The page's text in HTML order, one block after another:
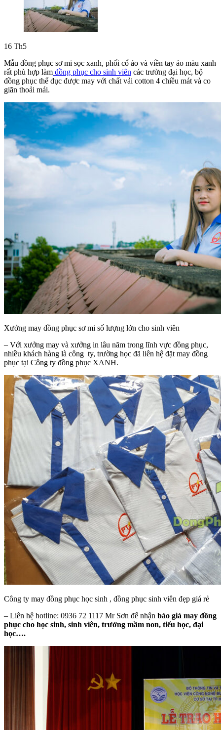
16 Th5
Mẫu đồng phục sơ mi sọc xanh, phối cổ áo và viền tay áo màu xanh
rất phù hợp làm đồng phục cho sinh viên các trường đại học, bộ
đồng phục thể dục được may với chất vải cotton 4 chiều mát và co
giãn thoải mái.
Xưởng may đồng phục sơ mi số lượng lớn cho sinh viên
– Với xưởng may và xưởng in lâu năm trong lĩnh vực đồng phục,
nhiều khách hàng là công ty, trường học đã liên hệ đặt may đồng
phục tại Công ty đồng phục XANH.
Công ty may đồng phục học sinh , đồng phục sinh viên đẹp giá rẻ
– Liên hệ hotline: 0936 72 1117 Mr Sơn để nhận báo giá may đồng
phục cho học sinh, sinh viên, trường mầm non, tiểu học, đại
học….